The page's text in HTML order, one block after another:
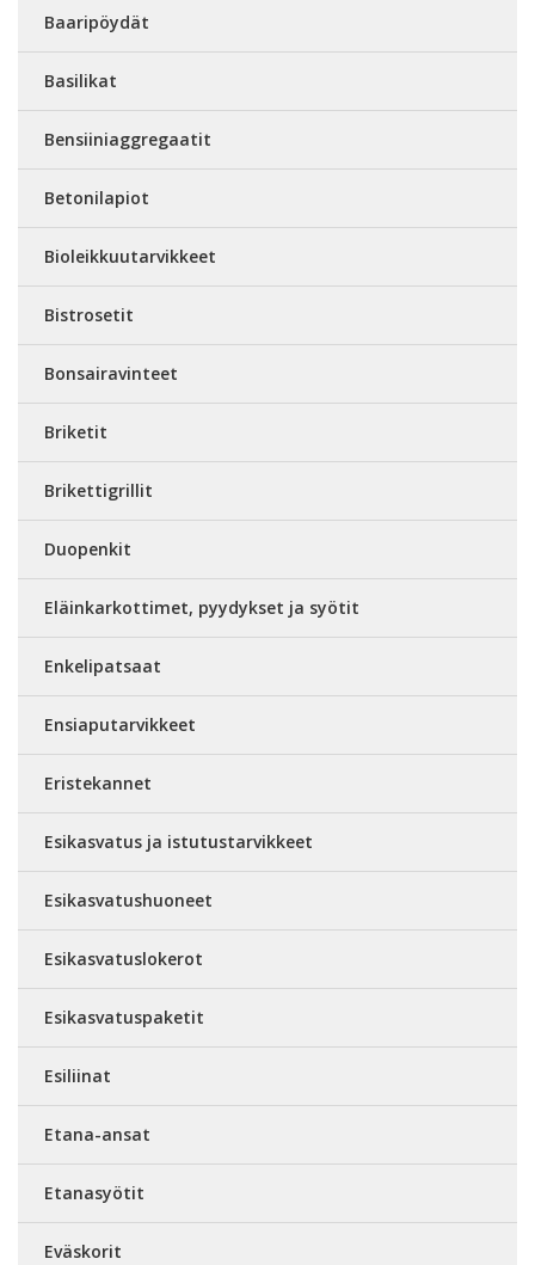
Baaripöydät
Basilikat
Bensiiniaggregaatit
Betonilapiot
Bioleikkuutarvikkeet
Bistrosetit
Bonsairavinteet
Briketit
Brikettigrillit
Duopenkit
Eläinkarkottimet, pyydykset ja syötit
Enkelipatsaat
Ensiaputarvikkeet
Eristekannet
Esikasvatus ja istutustarvikkeet
Esikasvatushuoneet
Esikasvatuslokerot
Esikasvatuspaketit
Esiliinat
Etana-ansat
Etanasyötit
Eväskorit